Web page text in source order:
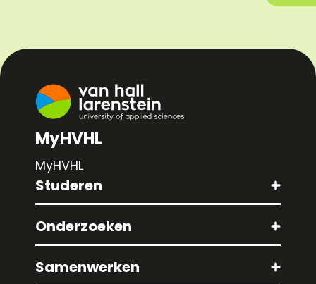
MyHVHL
MyHVHL
Studeren
Onderzoeken
Samenwerken